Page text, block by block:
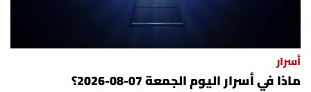
أسرار
ماذا في أسرار اليوم الجمعة 07-08-2026؟